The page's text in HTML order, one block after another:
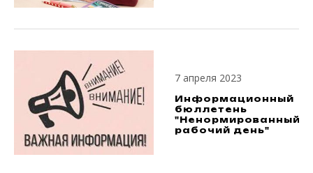
7 апреля 2023
Информационный
бюллетень
"Ненормированный
рабочий день"